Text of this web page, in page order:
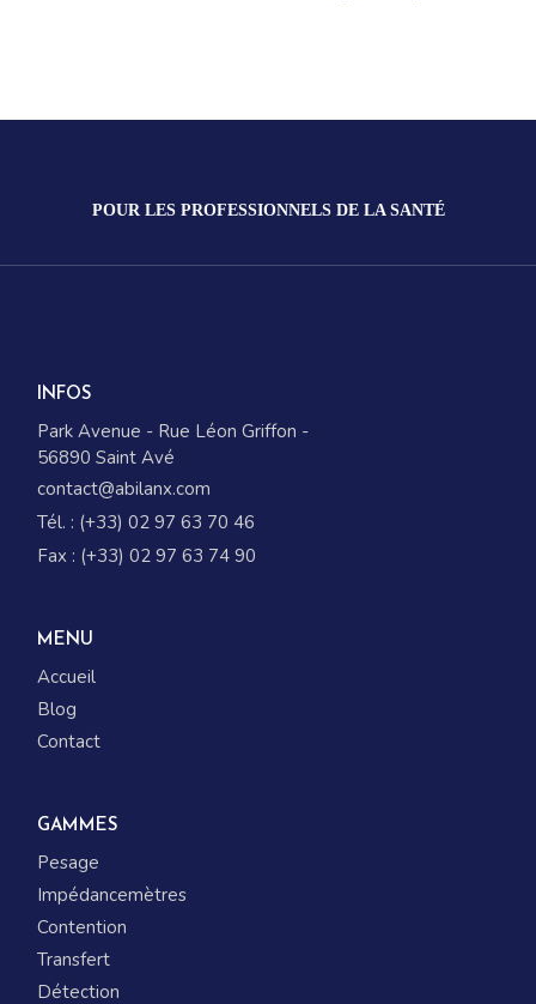
POUR LES PROFESSIONNELS DE LA SANTÉ
INFOS
Park Avenue - Rue Léon Griffon -
56890 Saint Avé
contact@abilanx.com
Tél. : (+33) 02 97 63 70 46
Fax : (+33) 02 97 63 74 90
MENU
Accueil
Blog
Contact
GAMMES
Pesage
Impédancemètres
Contention
Transfert
Détection